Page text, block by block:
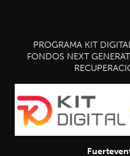
PROGRAMA KIT
FONDOS NEXT